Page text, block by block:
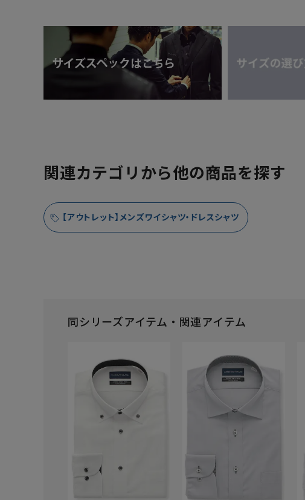
関連カテゴリから他の商品を探す
【アウトレット】メンズワイシャツ・ドレスシャツ
同シリーズアイテム・関連アイテム